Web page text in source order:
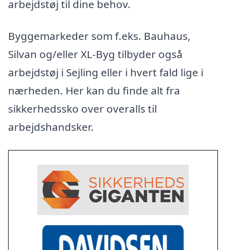
arbejdstøj til dine behov.
Byggemarkeder som f.eks. Bauhaus,
Silvan og/eller XL-Byg tilbyder også
arbejdstøj i Sejling eller i hvert fald lige i
nærheden. Her kan du finde alt fra
sikkerhedssko over overalls til
arbejdshandsker.